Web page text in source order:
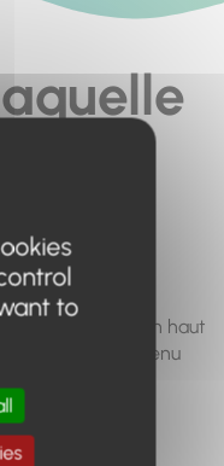
à
de recherche en haut
trouver le contenu
to